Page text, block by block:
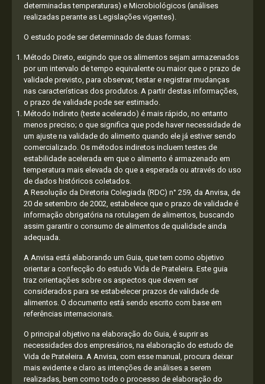
determinadas temperaturas) e Microbiológicos (análises
realizadas perante as Legislações vigentes).
O estudo pode ser determinado de duas formas:
Método Direto, exigindo que os alimentos sejam armazenados
por um intervalo de tempo equivalente ou maior que o prazo de
validade previsto, para observar, testar e registrar mudanças
nas características dos produtos. A partir destas informações,
o prazo de validade pode ser estimado.
Método Indireto (teste acelerado) é mais rápido, no entanto
menos preciso; o que significa que pode haver necessidade de
um ajuste na validade do alimento quando ele já estiver sendo
comercializado. Os métodos indiretos incluem testes de
estabilidade acelerada em que o alimento é armazenado em
temperatura mais elevada do que a esperada ou através do uso
de dados históricos coletados.
A Resolução da Diretoria Colegiada (RDC) n° 259, da Anvisa, de
20 de setembro de 2002, estabelece que o prazo de validade é
informação obrigatória na rotulagem de alimentos, buscando
assim garantir o consumo de alimentos de qualidade ainda
adequada.
A Anvisa está elaborando um Guia, que tem como objetivo
orientar a confecção do estudo Vida de Prateleira. Este guia
traz orientações sobre os aspectos que devem ser
considerados para se estabelecer prazos de validade de
alimentos. O documento está sendo escrito com base em
referências internacionais.
O principal objetivo na elaboração do Guia, é suprir as
necessidades dos empresários, na elaboração do estudo de
Vida de Prateleira. A Anvisa, com esse manual, procura deixar
mais evidente e claro as intenções de análises a serem
realizadas, bem como todo o processo de elaboração do